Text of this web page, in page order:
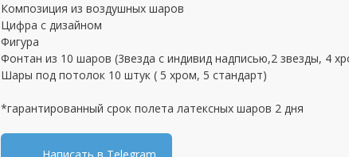
Композиция из воздушных шаров
Цифра с дизайном
Фигура
Фонтан из 10 шаров (3везда с индивид надписью,2 звезды, 4
Шары под потолок 10 штук ( 5 хром, 5 стандарт)
*гарантированный срок полета латексных шаров 2 дня
Написать в Telegram